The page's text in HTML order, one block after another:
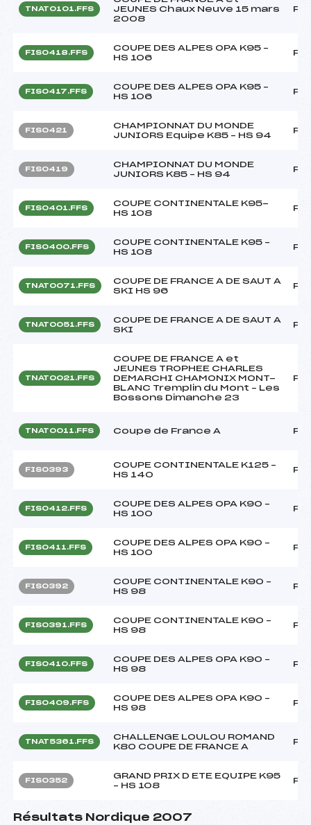
TNAT0101.FFS
JEUNES Chaux Neuve 15 mars
2008
FIS0418.FFS
COUPE DES ALPES OPA K95 –
HS 106
FIS0417.FFS
COUPE DES ALPES OPA K95 –
HS 106
FIS0421
CHAMPIONNAT DU MONDE
JUNIORS Equipe K85 – HS 94
FIS0419
CHAMPIONNAT DU MONDE
JUNIORS K85 – HS 94
FIS0401.FFS
COUPE CONTINENTALE K95-
HS 108
FIS0400.FFS
COUPE CONTINENTALE K95 –
HS 108
TNAT0071.FFS
COUPE DE FRANCE A DE SAUT A
SKI HS 96
TNAT0051.FFS
COUPE DE FRANCE A DE SAUT A
SKI
TNAT0021.FFS
COUPE DE FRANCE A et
JEUNES TROPHEE CHARLES
DEMARCHI CHAMONIX MONT-
BLANC Tremplin du Mont – Les
Bossons Dimanche 23
TNAT0011.FFS Coupe de France A
FIS0393
COUPE CONTINENTALE K125 –
HS 140
FIS0412.FFS
COUPE DES ALPES OPA K90 –
HS 100
FIS0411.FFS
COUPE DES ALPES OPA K90 –
HS 100
FIS0392
COUPE CONTINENTALE K90 –
HS 98
FIS0391.FFS
COUPE CONTINENTALE K90 –
HS 98
FIS0410.FFS
COUPE DES ALPES OPA K90 –
HS 98
FIS0409.FFS
COUPE DES ALPES OPA K90 –
HS 98
TNAT5361.FFS
CHALLENGE LOULOU ROMAND
K80 COUPE DE FRANCE A
FIS0352
GRAND PRIX D ETE EQUIPE K95
– HS 108
Résultats Nordique 2007